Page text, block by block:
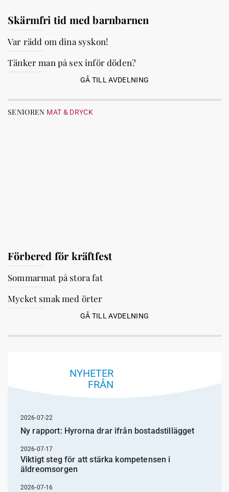
Skärmfri tid med barnbarnen
Var rädd om dina syskon!
Tänker man på sex inför döden?
GÅ TILL AVDELNING
SENIOREN MAT & DRYCK
Förbered för kräftfest
Sommarmat på stora fat
Mycket smak med örter
GÅ TILL AVDELNING
NYHETER
FRÅN
2026-07-22
Ny rapport: Hyrorna drar ifrån bostadstillägget
2026-07-17
Viktigt steg för att stärka kompetensen i
äldreomsorgen
2026-07-16